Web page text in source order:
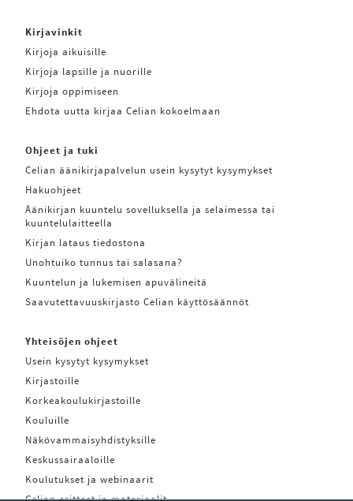
Kirjavinkit
Kirjoja aikuisille
Kirjoja lapsille ja nuorille
Kirjoja oppimiseen
Ehdota uutta kirjaa Celian kokoelmaan
Ohjeet ja tuki
Celian äänikirjapalvelun usein kysytyt kysymykset
Hakuohjeet
Äänikirjan kuuntelu sovelluksella ja selaimessa tai
kuuntelulaitteella
Kirjan lataus tiedostona
Unohtuiko tunnus tai salasana?
Kuuntelun ja lukemisen apuvälineitä
Saavutettavuuskirjasto Celian käyttösäännöt
Yhteisöjen ohjeet
Usein kysytyt kysymykset
Kirjastoille
Korkeakoulukirjastoille
Kouluille
Näkövammaisyhdistyksille
Keskussairaaloille
Koulutukset ja webinaarit